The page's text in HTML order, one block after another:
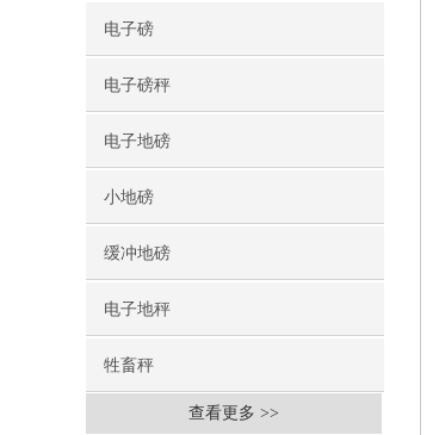
电子磅
电子磅秤
电子地磅
小地磅
缓冲地磅
电子地秤
牲畜秤
查看更多 >>